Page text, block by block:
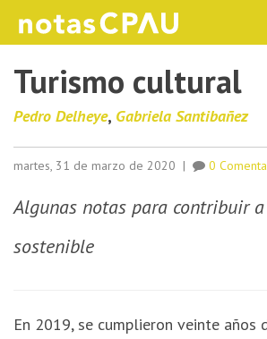
Turismo cultural
Pedro Delheye, Gabriela Santibañez
martes, 31 de marzo de 2020 | 0
Algunas notas para contribuir
sostenible
En 2019, se cumplieron veinte años